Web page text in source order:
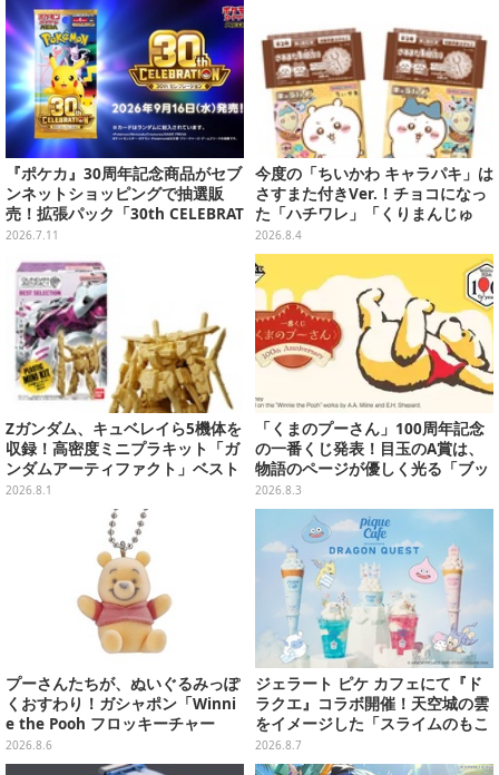
『ポケカ』30周年記念商品がセブ
ンネットショッピングで抽選販
売！拡張パック「30th CELEBRAT
ION」と「エーフィ・ブラッキー
2026.7.11
今度の「ちいかわ キャラパキ」は
さすまた付きVer.！チョコになっ
た「ハチワレ」「くりまんじゅ
う」たちも可愛い全8種
2026.8.4
Zガンダム、キュベレイら5機体を
収録！高密度ミニプラキット「ガ
ンダムアーティファクト」ベスト
セレクションが10月発売
2026.8.1
「くまのプーさん」100周年記念
の一番くじ発表！目玉のA賞は、
物語のページが優しく光る「ブッ
クシェイプドライト」
2026.8.3
プーさんたちが、ぬいぐるみっぽ
くおすわり！ガシャポン「Winni
e the Pooh フロッキーチャー
ム」ふわふわでどれも可愛い全4
種
2026.8.6
ジェラート ピケ カフェにて『ド
ラクエ』コラボ開催！天空城の雲
をイメージした「スライムのもこ
もこ天空クレープ」などを提供
2026.8.7